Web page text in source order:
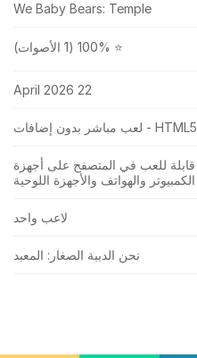
We Baby Bears: Temple
⭐ 100% (1 الأصوات)
22 April 2026
HTML5 - لعب مباشر بدون إضافات
قابلة للعب في المتصفح على أجهزة
الكمبيوتر والهواتف والأجهزة اللوحية
لاعب واحد
نحن الدببة الصغار: المعبد